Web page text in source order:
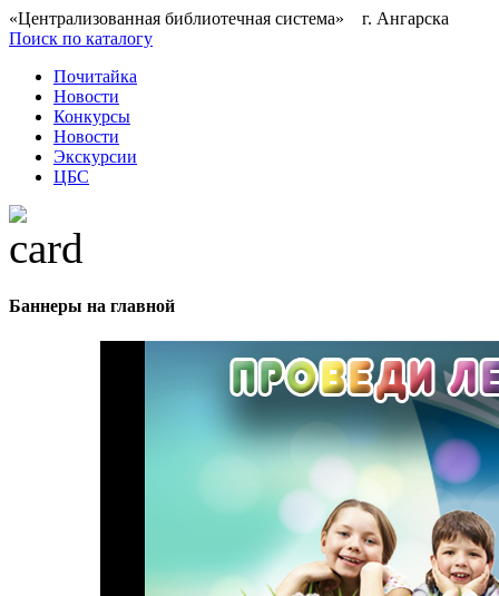
«Централизованная библиотечная система» г. Ангарска
Поиск по каталогу
Почитайка
Новости
Конкурсы
Новости
Экскурсии
ЦБС
Баннеры на главной